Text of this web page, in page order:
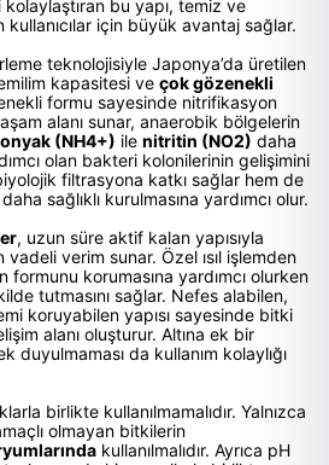
bu yapı, temiz ve
için büyük avantaj sağlar.
teknolojisiyle Japonya’da üretilen
kapasitesi ve çok gözenekli
formu sayesinde nitrifikasyon
alanı sunar, anaerobik bölgelerin
(NH4+) ile nitritin (NO2) daha
olan bakteri kolonilerinin gelişimini
filtrasyona katkı sağlar hem de
sağlıklı kurulmasına yardımcı olur.
, uzun süre aktif kalan yapısıyla
vadeli verim sunar. Özel ısıl işlemden
formunu korumasına yardımcı olurken
tutmasını sağlar. Nefes alabilen,
koruyabilen yapısı sayesinde bitki
alanı oluşturur. Altına ek bir
duyulmaması da kullanım kolaylığı
birlikte kullanılmamalıdır. Yalnızca
olmayan bitkilerin
kullanılmalıdır. Ayrıca pH